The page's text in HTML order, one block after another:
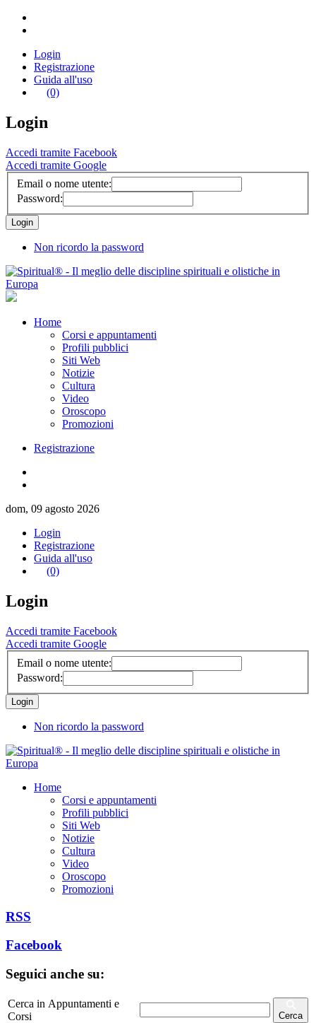
Login
Registrazione
Guida all'uso
(0)
Login
Accedi tramite Facebook
Accedi tramite Google
Email o nome utente:
Password:
Non ricordo la password
Home
Corsi e appuntamenti
Profili pubblici
Siti Web
Notizie
Cultura
Video
Oroscopo
Promozioni
Registrazione
dom, 09 agosto 2026
Login
Registrazione
Guida all'uso
(0)
Login
Accedi tramite Facebook
Accedi tramite Google
Email o nome utente:
Password:
Non ricordo la password
Home
Corsi e appuntamenti
Profili pubblici
Siti Web
Notizie
Cultura
Video
Oroscopo
Promozioni
RSS
Facebook
Seguici anche su:
Cerca in Appuntamenti e
Corsi
Cerca